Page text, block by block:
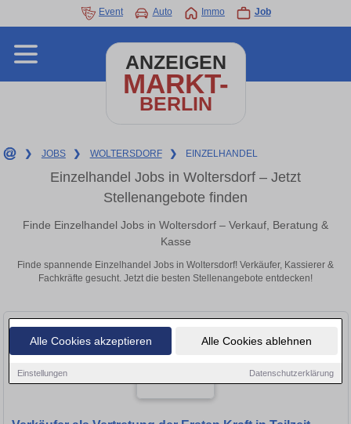
Alle Cookies akzeptieren Alle Cookies ablehnen
Einstellungen Datenschutzerklärung
Event Auto Immo Job
ANZEIGEN
MARKT-
BERLIN
❯ JOBS ❯ WOLTERSDORF ❯ EINZELHANDEL
Einzelhandel Jobs in Woltersdorf – Jetzt
Stellenangebote finden
Finde Einzelhandel Jobs in Woltersdorf – Verkauf, Beratung &
Kasse
Finde spannende Einzelhandel Jobs in Woltersdorf! Verkäufer, Kassierer &
Fachkräfte gesucht. Jetzt die besten Stellenangebote entdecken!